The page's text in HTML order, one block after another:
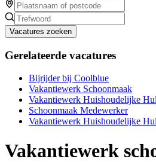
Vacatures zoeken
Gerelateerde vacatures
Bijrijder bij Coolblue
Vakantiewerk Schoonmaak
Vakantiewerk Huishoudelijke
Schoonmaak Medewerker
Vakantiewerk Huishoudelijke
Vakantiewerk